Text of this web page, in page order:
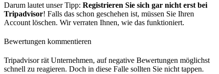
Darum lautet unser Tipp: Registrieren Sie sich gar nicht erst bei
Tripadvisor! Falls das schon geschehen ist, müssen Sie Ihren
Account löschen. Wir verraten Ihnen, wie das funktioniert.
Bewertungen kommentieren
Tripadvisor rät Unternehmen, auf negative Bewertungen möglichst
schnell zu reagieren. Doch in diese Falle sollten Sie nicht tappen.